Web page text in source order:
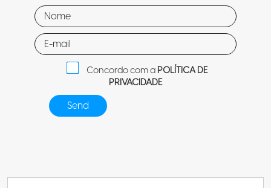
Concordo com aPOLÍTICA DE
PRIVACIDADE